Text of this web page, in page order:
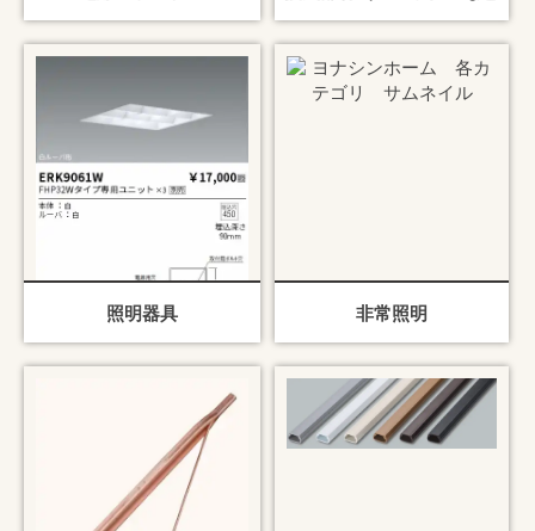
照明器具 非常照明